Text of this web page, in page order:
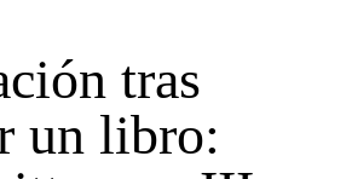
tras
un libro: